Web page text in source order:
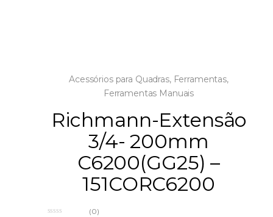
Acessórios para Quadras, Ferramentas,
Ferramentas Manuais
Richmann-Extensão
3/4- 200mm
C6200(GG25) –
151CORC6200
(0)